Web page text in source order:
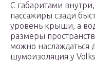
С габаритами
пассажиры сзади
уровень крыши, а
размеры
можно наслаждаться
шумоизоляция у